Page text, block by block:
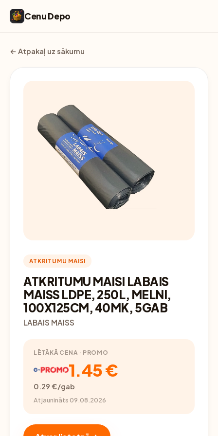
Cenu Depo
← Atpakaļ uz sākumu
ATKRITUMU MAISI
ATKRITUMU MAISI LABAIS
MAISS LDPE, 250L, MELNI,
100X125CM, 40MK, 5GAB
LABAIS MAISS
LĒTĀKĀ CENA · PROMO
1.45 €
0.29 €/gab
Atjaunināts 09.08.2026